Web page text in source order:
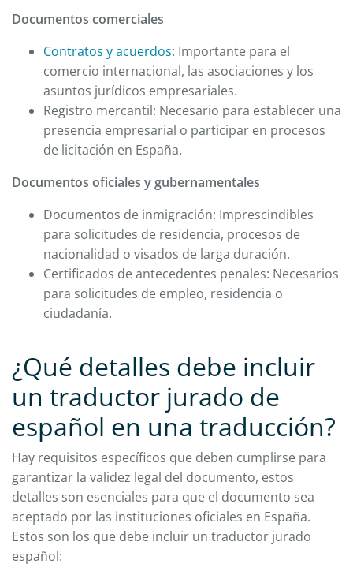
Documentos comerciales
Contratos y acuerdos: Importante para el
comercio internacional, las asociaciones y los
asuntos jurídicos empresariales.
Registro mercantil: Necesario para establecer una
presencia empresarial o participar en procesos
de licitación en España.
Documentos oficiales y gubernamentales
Documentos de inmigración: Imprescindibles
para solicitudes de residencia, procesos de
nacionalidad o visados de larga duración.
Certificados de antecedentes penales: Necesarios
para solicitudes de empleo, residencia o
ciudadanía.
¿Qué detalles debe incluir
un traductor jurado de
español en una traducción?
Hay requisitos específicos que deben cumplirse para
garantizar la validez legal del documento, estos
detalles son esenciales para que el documento sea
aceptado por las instituciones oficiales en España.
Estos son los que debe incluir un traductor jurado
español: